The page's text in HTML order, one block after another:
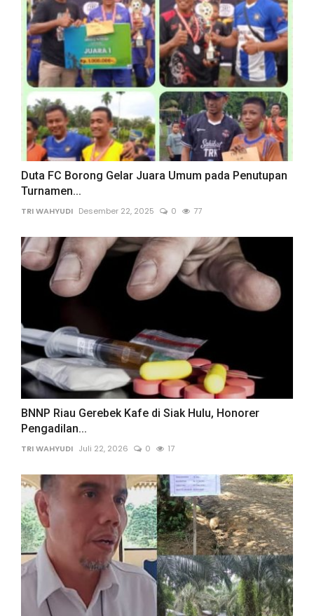
Duta FC Borong Gelar Juara Umum pada Penutupan
Turnamen...
TRI WAHYUDI Desember 22, 2025 0 77
BNNP Riau Gerebek Kafe di Siak Hulu, Honorer
Pengadilan...
TRI WAHYUDI Juli 22, 2026 0 17